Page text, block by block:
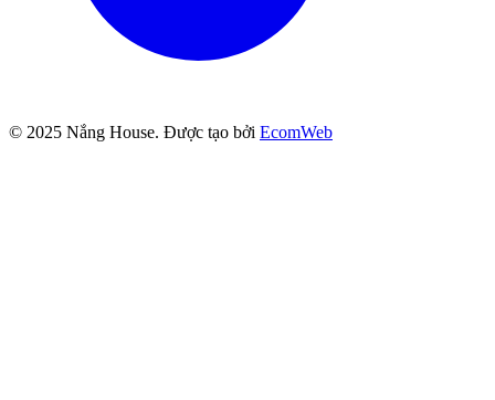
© 2025 Nắng House. Được tạo bởi EcomWeb